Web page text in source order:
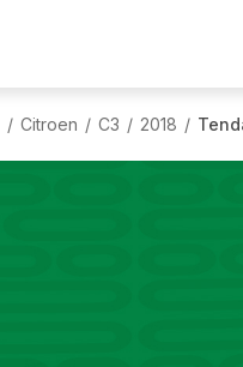
/ Citroen / C3 / 2018 /